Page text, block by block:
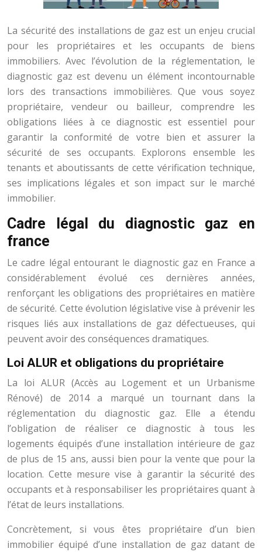
La sécurité des installations de gaz est un enjeu crucial
pour les propriétaires et les occupants de biens
immobiliers. Avec l’évolution de la réglementation, le
diagnostic gaz est devenu un élément incontournable
lors des transactions immobilières. Que vous soyez
propriétaire, vendeur ou bailleur, comprendre les
obligations liées à ce diagnostic est essentiel pour
garantir la conformité de votre bien et assurer la
sécurité de ses occupants. Explorons ensemble les
tenants et aboutissants de cette vérification technique,
ses implications légales et son impact sur le marché
immobilier.
Cadre légal du diagnostic gaz en
france
Le cadre légal entourant le diagnostic gaz en France a
considérablement évolué ces dernières années,
renforçant les obligations des propriétaires en matière
de sécurité. Cette évolution législative vise à prévenir les
risques liés aux installations de gaz défectueuses, qui
peuvent avoir des conséquences dramatiques.
Loi ALUR et obligations du propriétaire
La loi ALUR (Accès au Logement et un Urbanisme
Rénové) de 2014 a marqué un tournant dans la
réglementation du diagnostic gaz. Elle a étendu
l’obligation de réaliser ce diagnostic à tous les
logements équipés d’une installation intérieure de gaz
de plus de 15 ans, aussi bien pour la vente que pour la
location. Cette mesure vise à garantir la sécurité des
occupants et à responsabiliser les propriétaires quant à
l’état de leurs installations.
Concrètement, si vous êtes propriétaire d’un bien
immobilier équipé d’une installation de gaz datant de